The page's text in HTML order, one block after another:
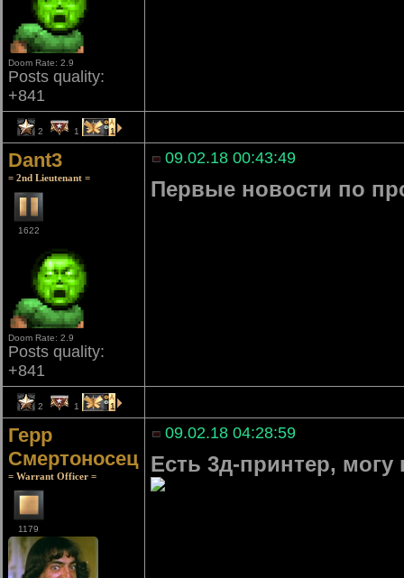
Doom Rate: 2.9
Posts quality:
+841
2 1 1
Dant3
= 2nd Lieutenant =
1622
Doom Rate: 2.9
Posts quality:
+841
09.02.18 00:43:49
Первые новости по
2 1 1
Герр
Смертоносец
= Warrant Officer =
1179
09.02.18 04:28:59
Есть 3д-принтер,